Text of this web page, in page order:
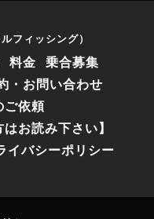
フィッシング）
料金 乗合募集
・お問い合わせ
ご依頼
お読み下さい】
イバシーポリシー